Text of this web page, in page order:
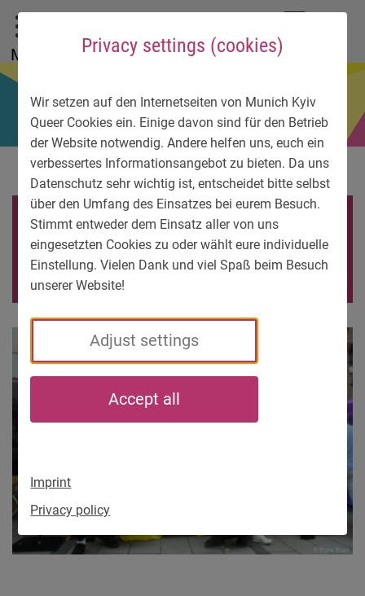
Privacy settings (cookies)
Wir setzen auf den Internetseiten von Munich Kyiv
Queer Cookies ein. Einige davon sind für den Betrieb
der Website notwendig. Andere helfen uns, euch ein
verbessertes Informationsangebot zu bieten. Da uns
Datenschutz sehr wichtig ist, entscheidet bitte selbst
über den Umfang des Einsatzes bei eurem Besuch.
Stimmt entweder dem Einsatz aller von uns
eingesetzten Cookies zu oder wählt eure individuelle
Einstellung. Vielen Dank und viel Spaß beim Besuch
unserer Website!
Adjust settings
Accept all
Imprint
Privacy policy
To main menu
To language menu
To search
To content
To service information
Menu
Infostand CSD MÜnchen
2024. Foto Erwin Harbeck